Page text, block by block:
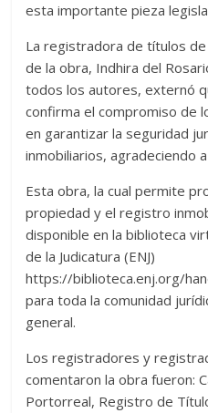
esta importante pieza
La registradora de títulos
de la obra, Indhira del
todos los autores, externó
confirma el compromiso de
en garantizar la seguridad
inmobiliarios, agradeciendo
Esta obra, la cual permite
propiedad y el registro
disponible en la biblioteca
de la Judicatura (ENJ)
https://biblioteca.enj.org/
para toda la comunidad
general.
Los registradores y
comentaron la obra fueron:
Portorreal, Registro de